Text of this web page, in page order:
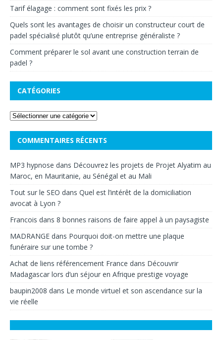
Tarif élagage : comment sont fixés les prix ?
Quels sont les avantages de choisir un constructeur court de
padel spécialisé plutôt qu’une entreprise généraliste ?
Comment préparer le sol avant une construction terrain de
padel ?
CATÉGORIES
COMMENTAIRES RÉCENTS
MP3 hypnose dans Découvrez les projets de Projet Alyatim au
Maroc, en Mauritanie, au Sénégal et au Mali
Tout sur le SEO dans Quel est l’intérêt de la domiciliation
avocat à Lyon ?
Francois dans 8 bonnes raisons de faire appel à un paysagiste
MADRANGE dans Pourquoi doit-on mettre une plaque
funéraire sur une tombe ?
Achat de liens référencement France dans Découvrir
Madagascar lors d’un séjour en Afrique prestige voyage
baupin2008 dans Le monde virtuel et son ascendance sur la
vie réelle